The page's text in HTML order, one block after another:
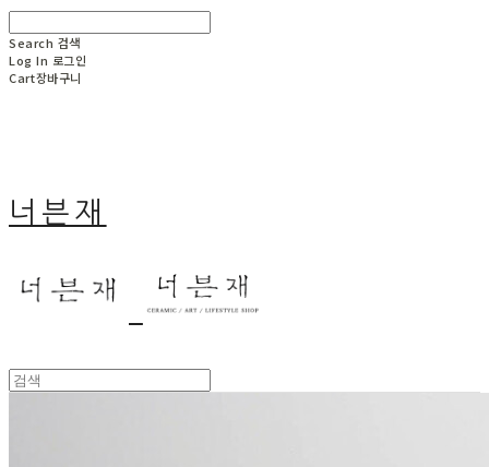
Search 검색
Log In 로그인
Cart장바구니
너븐재